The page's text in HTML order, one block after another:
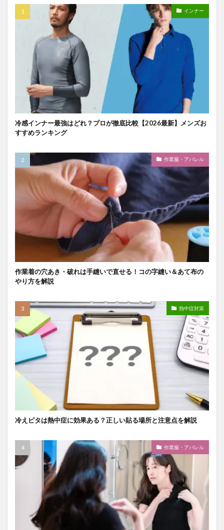
インナー
冷感インナー最強はどれ？プロが徹底比較【2026最新】メンズお
すすめランキング
作業服・アパレル
作業着の穴あき・破れは手縫いで直せる！コの字縫い＆あて布の
やり方を解説
熱中症対策
冷えピタは熱中症に効果ある？正しい貼る場所と注意点を解説
作業服・アパレル